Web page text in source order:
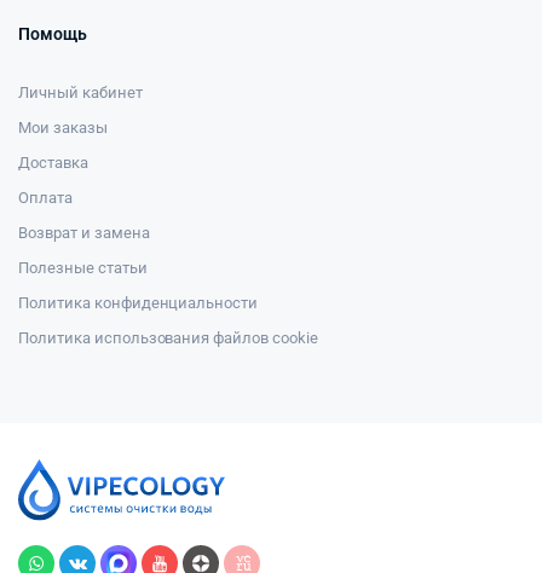
Помощь
Личный кабинет
Мои заказы
Доставка
Оплата
Возврат и замена
Полезные статьи
Политика конфиденциальности
Политика использования файлов cookie